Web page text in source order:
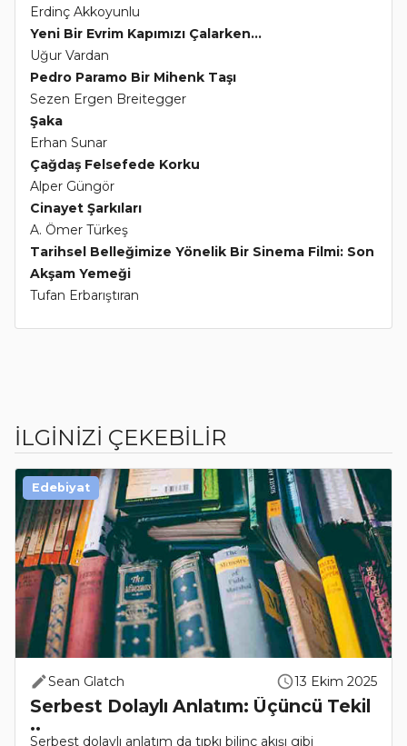
Erdinç Akkoyunlu
Yeni Bir Evrim Kapımızı Çalarken...
Uğur Vardan
Pedro Paramo Bir Mihenk Taşı
Sezen Ergen Breitegger
Şaka
Erhan Sunar
Çağdaş Felsefede Korku
Alper Güngör
Cinayet Şarkıları
A. Ömer Türkeş
Tarihsel Belleğimize Yönelik Bir Sinema Filmi: Son
Akşam Yemeği
Tufan Erbarıştıran
İLGİNİZİ ÇEKEBİLİR
Sean Glatch 13 Ekim 2025
Serbest Dolaylı Anlatım: Üçüncü Tekil
..
Serbest dolaylı anlatım da tıpkı bilinç akışı gibi
Edebiyat